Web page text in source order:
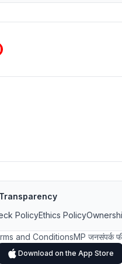
PolicyEthics Policy
and ConditionsMP जनसंपर्क
Download on the App Store